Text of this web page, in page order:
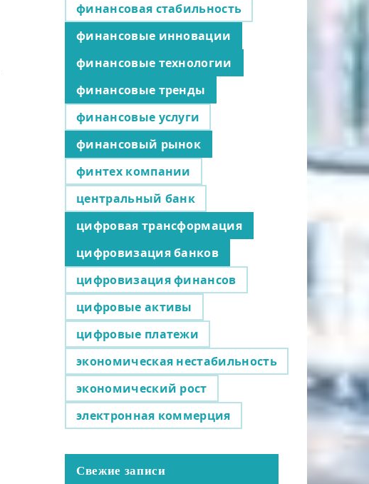
финансовая стабильность
финансовые инновации
финансовые технологии
финансовые тренды
финансовые услуги
финансовый рынок
финтех компании
центральный банк
цифровая трансформация
цифровизация банков
цифровизация финансов
цифровые активы
цифровые платежи
экономическая нестабильность
экономический рост
электронная коммерция
Свежие записи